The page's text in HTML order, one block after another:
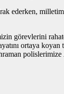
ederken,
görevlerini
ortaya